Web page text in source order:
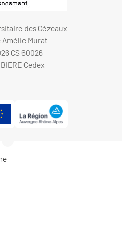
des Cézeaux
Amélie Murat
CS 60026
Cedex